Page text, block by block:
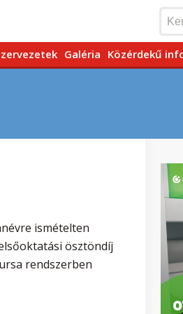
Galéria Közérdekű
ismételten
ösztöndíj
rendszerben